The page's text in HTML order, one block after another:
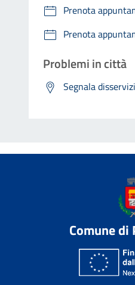
Prenota
Prenota
Problemi in città
Segnala
Comune di